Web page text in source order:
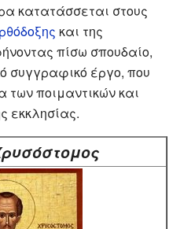
κατατάσσεται στους
και της
πίσω σπουδαίο,
συγγραφικό έργο, που
ποιμαντικών και
εκκλησίας.